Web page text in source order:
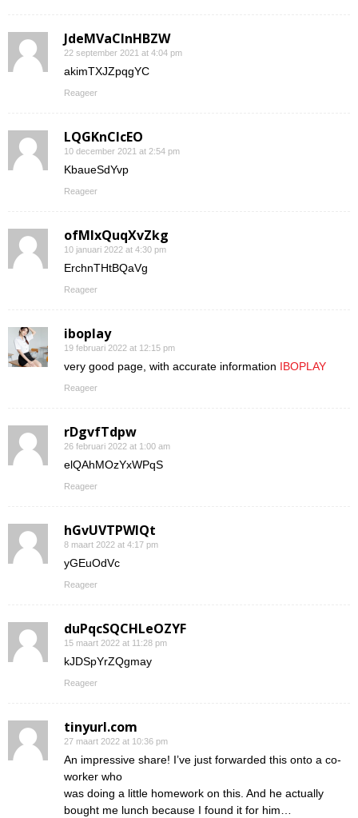
JdeMVaClnHBZW
22 september 2021 at 4:04 pm
akimTXJZpqgYC
Reageer
LQGKnCIcEO
10 december 2021 at 2:54 pm
KbaueSdYvp
Reageer
ofMIxQuqXvZkg
10 januari 2022 at 4:30 pm
ErchnTHtBQaVg
Reageer
iboplay
19 februari 2022 at 12:15 pm
very good page, with accurate information IBOPLAY
Reageer
rDgvfTdpw
26 februari 2022 at 1:00 am
elQAhMOzYxWPqS
Reageer
hGvUVTPWIQt
8 maart 2022 at 4:17 pm
yGEuOdVc
Reageer
duPqcSQCHLeOZYF
15 maart 2022 at 11:28 pm
kJDSpYrZQgmay
Reageer
tinyurl.com
27 maart 2022 at 10:36 pm
An impressive share! I’ve just forwarded this onto a co-
worker who
was doing a little homework on this. And he actually
bought me lunch because I found it for him…